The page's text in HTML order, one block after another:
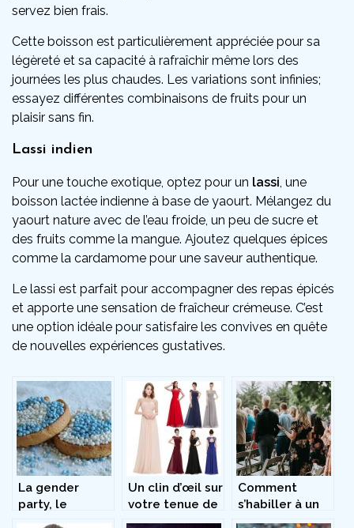
servez bien frais.
Cette boisson est particulièrement appréciée pour sa
légèreté et sa capacité à rafraîchir même lors des
journées les plus chaudes. Les variations sont infinies;
essayez différentes combinaisons de fruits pour un
plaisir sans fin.
Lassi indien
Pour une touche exotique, optez pour un lassi , une
boisson lactée indienne à base de yaourt. Mélangez du
yaourt nature avec de l’eau froide, un peu de sucre et
des fruits comme la mangue. Ajoutez quelques épices
comme la cardamome pour une saveur authentique.
Le lassi est parfait pour accompagner des repas épicés
et apporte une sensation de fraîcheur crémeuse. C’est
une option idéale pour satisfaire les convives en quête
de nouvelles expériences gustatives.
La gender
party, le
nouveau
Un clin d’œil sur
votre tenue de
soirée
Comment
s’habiller à un
mariage ?